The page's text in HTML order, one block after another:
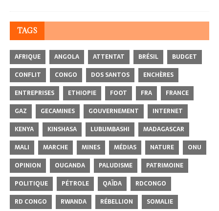
TAGS
AFRIQUE ANGOLA ATTENTAT BRÉSIL
BUDGET
CONFLIT
CONGO DOS SANTOS
ENCHÈRES
ENTREPRISES
ETHIOPIE FOOT FRA
FRANCE
GAZ
GECAMINES GOUVERNEMENT
INTERNET
KENYA
KINSHASA LUBUMBASHI
MADAGASCAR
MALI
MARCHE MINES MÉDIAS NATURE
ONU
OPINION
OUGANDA PALUDISME
PATRIMOINE
POLITIQUE
PÉTROLE QAÏDA
RDCONGO
RD CONGO
RWANDA RÉBELLION SOMALIE